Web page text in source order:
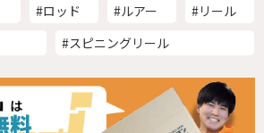
#ロッド #ルアー
#リール
#スピニングリール